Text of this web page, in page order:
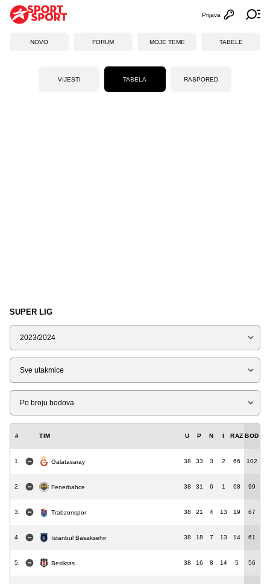
Otvori
Prijava
NOVO FORUM MOJE TEME TABELE
VIJESTI TABELA RASPORED
SUPER LIG
Sezona
Tip
Liga
# TIM U P N I RAZ BOD
1. Galatasaray 38 33 3 2 66 102
2. Fenerbahce 38 31 6 1 68 99
3. Trabzonspor 38 21 4 13 19 67
4. Istanbul Basaksehir 38 18 7 13 14 61
5. Besiktas 38 16 8 14 5 56